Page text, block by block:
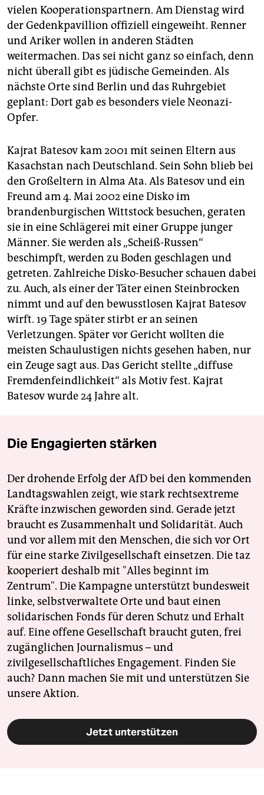
vielen Kooperationspartnern. Am Dienstag wird
der Gedenkpavillion offiziell eingeweiht. Renner
und Ariker wollen in anderen Städten
weitermachen. Das sei nicht ganz so einfach, denn
nicht überall gibt es jüdische Gemeinden. Als
nächste Orte sind Berlin und das Ruhrgebiet
geplant: Dort gab es besonders viele Neonazi-
Opfer.
Kajrat Batesov kam 2001 mit seinen Eltern aus
Kasachstan nach Deutschland. Sein Sohn blieb bei
den Großeltern in Alma Ata. Als Batesov und ein
Freund am 4. Mai 2002 eine Disko im
brandenburgischen Wittstock besuchen, geraten
sie in eine Schlägerei mit einer Gruppe junger
Männer. Sie werden als „Scheiß-Russen“
beschimpft, werden zu Boden geschlagen und
getreten. Zahlreiche Disko-Besucher schauen dabei
zu. Auch, als einer der Täter einen Steinbrocken
nimmt und auf den bewusstlosen Kajrat Batesov
wirft. 19 Tage später stirbt er an seinen
Verletzungen. Später vor Gericht wollten die
meisten Schaulustigen nichts gesehen haben, nur
ein Zeuge sagt aus. Das Gericht stellte „diffuse
Fremdenfeindlichkeit“ als Motiv fest. Kajrat
Batesov wurde 24 Jahre alt.
Die Engagierten stärken
Der drohende Erfolg der AfD bei den kommenden
Landtagswahlen zeigt, wie stark rechtsextreme
Kräfte inzwischen geworden sind. Gerade jetzt
braucht es Zusammenhalt und Solidarität. Auch
und vor allem mit den Menschen, die sich vor Ort
für eine starke Zivilgesellschaft einsetzen. Die taz
kooperiert deshalb mit "Alles beginnt im
Zentrum". Die Kampagne unterstützt bundesweit
linke, selbstverwaltete Orte und baut einen
solidarischen Fonds für deren Schutz und Erhalt
auf. Eine offene Gesellschaft braucht guten, frei
zugänglichen Journalismus – und
zivilgesellschaftliches Engagement. Finden Sie
auch? Dann machen Sie mit und unterstützen Sie
unsere Aktion.
Jetzt unterstützen